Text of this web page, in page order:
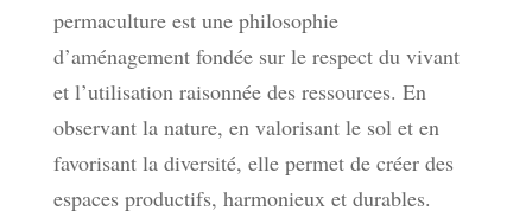
permaculture est une philosophie
d’aménagement fondée sur le respect du vivant
et l’utilisation raisonnée des ressources. En
observant la nature, en valorisant le sol et en
favorisant la diversité, elle permet de créer des
espaces productifs, harmonieux et durables.